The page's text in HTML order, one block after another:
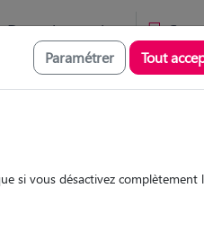
Devenir pet sitter
Promenades
Paramétrer Tout
si vous désactivez complètement